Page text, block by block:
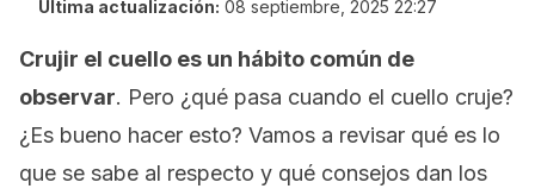
Última actualización: 08 septiembre, 2025 22:27
Crujir el cuello es un hábito común de
observar. Pero ¿qué pasa cuando el cuello cruje?
¿Es bueno hacer esto? Vamos a revisar qué es lo
que se sabe al respecto y qué consejos dan los